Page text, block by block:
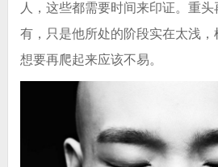
人，这些都需要时间来印证。重
有，只是他所处的阶段实在太浅，
想要再爬起来应该不易。